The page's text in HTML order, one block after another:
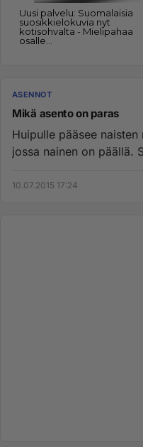
ASENNOT
Mikä asento on paras
Huipulle pääsee
jossa nainen on päällä.
10.07.2015 17:24